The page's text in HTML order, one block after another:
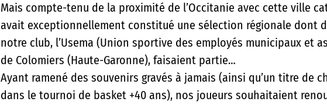
Mais compte-tenu de la proximité de l’Occitanie avec cette ville
avait exceptionnellement constitué une sélection régionale dont
notre club, l’Usema (Union sportive des employés municipaux et
de Colomiers (Haute-Garonne), faisaient partie…
Ayant ramené des souvenirs gravés à jamais (ainsi qu’un titre de
dans le tournoi de basket +40 ans), nos joueurs souhaitaient